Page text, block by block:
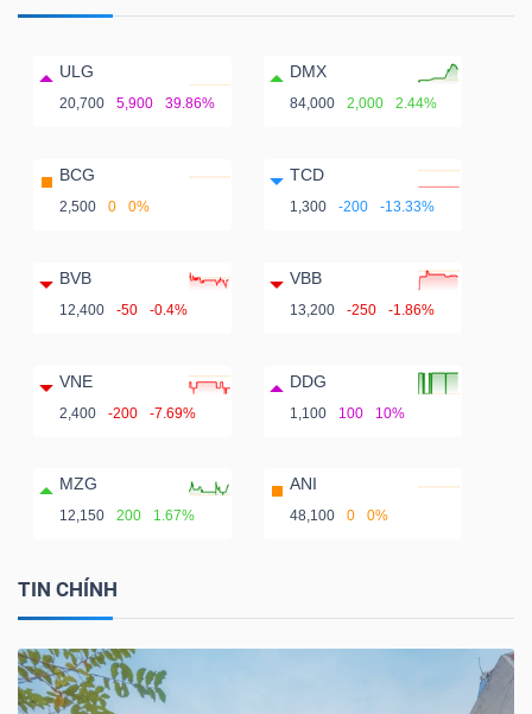
ULG
20,700 5,900 39.86%
DMX
84,000 2,000 2.44%
BCG
2,500 0 0%
TCD
1,300 -200 -13.33%
BVB
12,400 -50 -0.4%
VBB
13,200 -250 -1.86%
VNE
2,400 -200 -7.69%
DDG
1,100 100 10%
MZG
12,150 200 1.67%
ANI
48,100 0 0%
TIN CHÍNH